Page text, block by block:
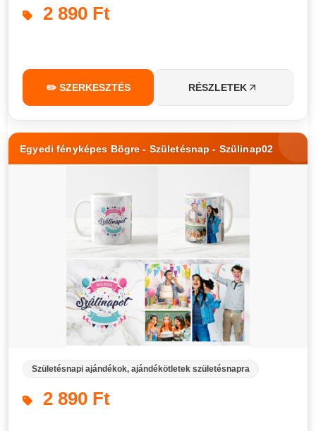
2 890 Ft
✏️ SZERKESZTÉS RÉSZLETEK
Egyedi fényképes Bögre - Születésnap - Szülinap02
Születésnapi ajándékok, ajándékötletek születésnapra
2 890 Ft